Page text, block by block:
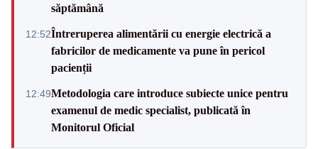
săptămână
12:52Întreruperea alimentării cu energie electrică a
fabricilor de medicamente va pune în pericol
pacienții
12:49Metodologia care introduce subiecte unice pentru
examenul de medic specialist, publicată în
Monitorul Oficial